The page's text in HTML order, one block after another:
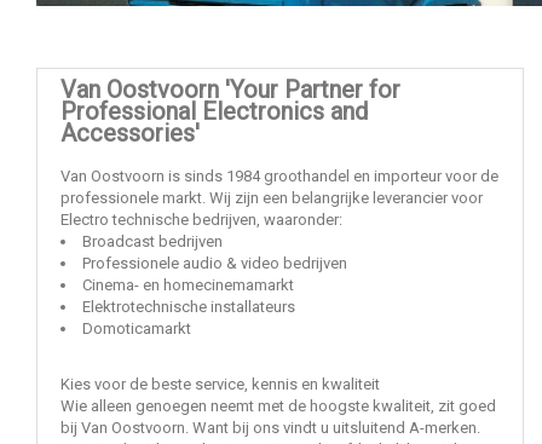
Van Oostvoorn 'Your Partner for
Professional Electronics and
Accessories'
Van Oostvoorn is sinds 1984 groothandel en importeur voor de
professionele markt. Wij zijn een belangrijke leverancier voor
Electro technische bedrijven, waaronder:
Broadcast bedrijven
Professionele audio & video bedrijven
Cinema- en homecinemamarkt
Elektrotechnische installateurs
Domoticamarkt
Kies voor de beste service, kennis en kwaliteit
Wie alleen genoegen neemt met de hoogste kwaliteit, zit goed
bij Van Oostvoorn. Want bij ons vindt u uitsluitend A-merken.